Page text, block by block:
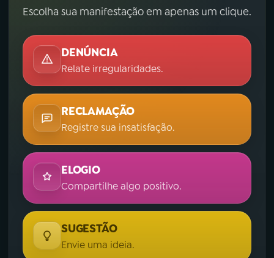
Escolha sua manifestação em apenas um clique.
DENÚNCIA
Relate irregularidades.
RECLAMAÇÃO
Registre sua insatisfação.
ELOGIO
Compartilhe algo positivo.
SUGESTÃO
Envie uma ideia.